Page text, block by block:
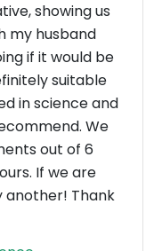
showing us
my husband
if it would be
suitable
in science and
We
out of 6
If we are
another! Thank